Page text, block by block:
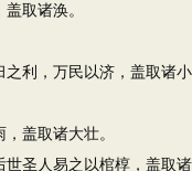
取诸涣。
，万民以济，盖取诸小
盖取诸大壮。
人易之以棺椁，盖取诸